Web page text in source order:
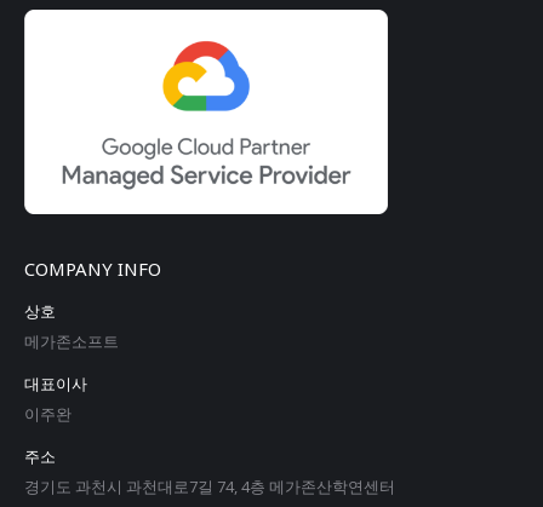
COMPANY INFO
상호
메가존소프트
대표이사
이주완
주소
경기도 과천시 과천대로7길 74, 4층 메가존산학연센터